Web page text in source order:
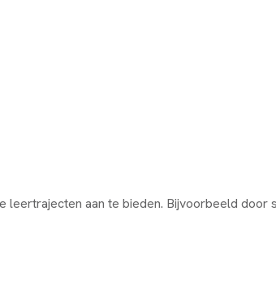
aan te bieden. Bijvoorbeeld